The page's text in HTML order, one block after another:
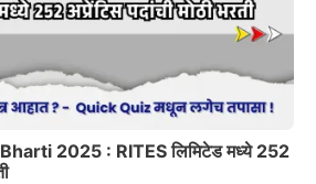
2025 : RITES लिमिटेड मध्ये 252